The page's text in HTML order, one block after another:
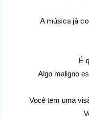
A música já
É
Algo maligno
Você tem uma